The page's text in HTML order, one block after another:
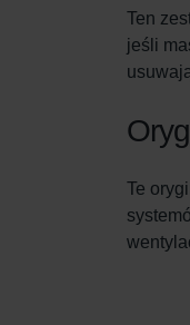
Ten
jeśli
Te